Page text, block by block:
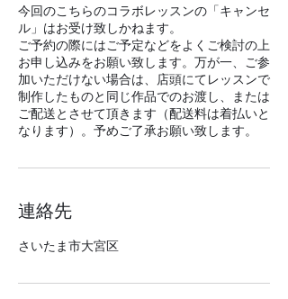
今回のこちらのコラボレッスンの「キャンセ
ル」はお受け致しかねます。
ご予約の際にはご予定などをよくご検討の上
お申し込みをお願い致します。万が一、ご参
加いただけない場合は、店頭にてレッスンで
制作したものと同じ作品でのお渡し、または
ご配送とさせて頂きます（配送料は着払いと
なります）。予めご了承お願い致します。
連絡先
さいたま市大宮区